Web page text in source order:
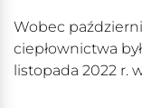
Wobec
ciepłownictwa
listopada 2022 r.